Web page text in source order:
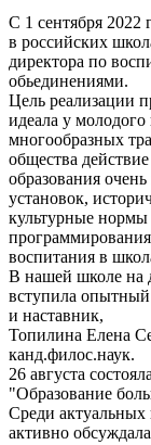
С 1 сентября 2022
в российских
директора по
обьединениями.
Цель реализации
идеала у
многообразных
общества
образования
установок,
культурные
воспитания в
В нашей школе на
вступила опытный
и наставник,
Топилина Елена
канд.филос.наук.
26 августа
"Образование
Среди актуальных
активно